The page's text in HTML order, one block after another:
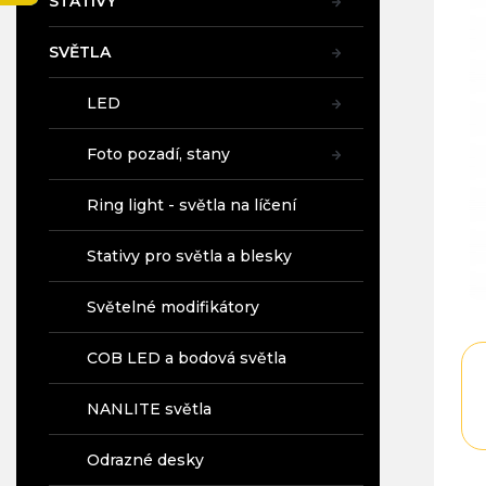
SVĚTLA
LED
Foto pozadí, stany
Ring light - světla na líčení
Stativy pro světla a blesky
Světelné modifikátory
COB LED a bodová světla
NANLITE světla
Odrazné desky